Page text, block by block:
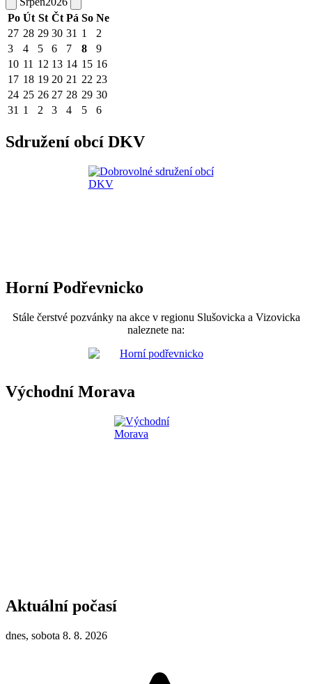
Po Út St Čt Pá So Ne
27 28 29 30 31 1
2
3
4 5 6 7 8
9
10 11 12 13 14 15 16
17 18 19 20 21 22 23
24 25 26 27 28 29 30
31 1 2 3 4 5 6
Sdružení obcí DKV
Horní Podřevnicko
Stále čerstvé pozvánky na akce v regionu Slušovicka a Vizovicka
naleznete na:
Východní Morava
Aktuální počasí
dnes, sobota 8. 8. 2026